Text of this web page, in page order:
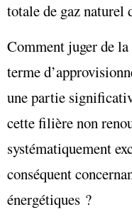
totale de gaz naturel
Comment juger de
terme
une partie
cette filière non
systématiquement
conséquent
énergétiques ?